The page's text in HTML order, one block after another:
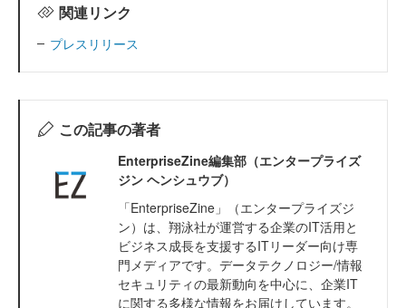
関連リンク
プレスリリース
この記事の著者
EnterpriseZine編集部（エンタープライズ
ジン ヘンシュウブ）
「EnterpriseZine」（エンタープライズジ
ン）は、翔泳社が運営する企業のIT活用と
ビジネス成長を支援するITリーダー向け専
門メディアです。データテクノロジー/情報
セキュリティの最新動向を中心に、企業IT
に関する多様な情報をお届けしています。